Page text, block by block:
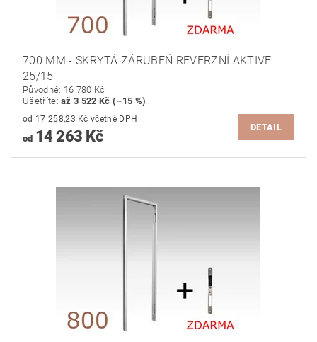
700 MM - SKRYTÁ ZÁRUBEŇ REVERZNÍ AKTIVE
25/15
Původně: 16 780 Kč
Ušetříte:až 3 522 Kč (–15 %)
od 17 258,23 Kč včetně DPH
od14 263 Kč
DETAIL